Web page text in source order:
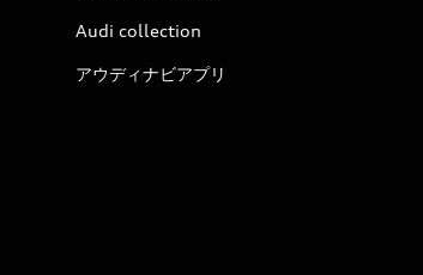
Audi collection
アウディナビアプリ